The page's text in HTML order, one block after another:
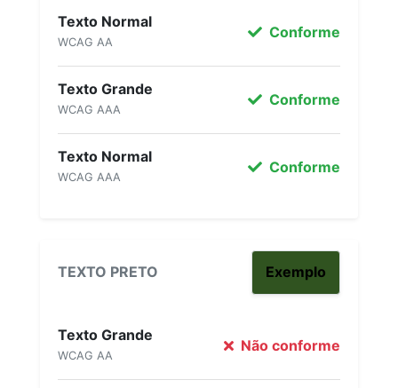
Texto Normal
WCAG AA
Conforme
Texto Grande
WCAG AAA
Conforme
Texto Normal
WCAG AAA
Conforme
TEXTO PRETO Exemplo
Texto Grande
WCAG AA
Não conforme